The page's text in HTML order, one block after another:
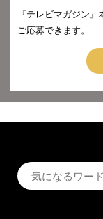
『テレビマガジン
ご応募できます。